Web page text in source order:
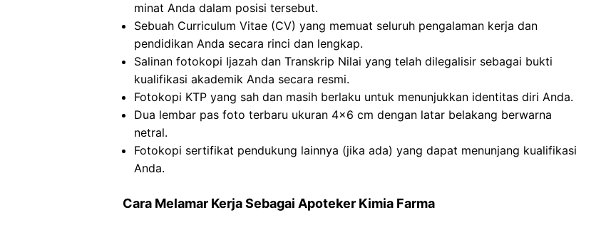
minat Anda dalam posisi tersebut.
Sebuah Curriculum Vitae (CV) yang memuat seluruh pengalaman kerja dan
pendidikan Anda secara rinci dan lengkap.
Salinan fotokopi Ijazah dan Transkrip Nilai yang telah dilegalisir sebagai bukti
kualifikasi akademik Anda secara resmi.
Fotokopi KTP yang sah dan masih berlaku untuk menunjukkan identitas diri Anda.
Dua lembar pas foto terbaru ukuran 4×6 cm dengan latar belakang berwarna
netral.
Fotokopi sertifikat pendukung lainnya (jika ada) yang dapat menunjang kualifikasi
Anda.
Cara Melamar Kerja Sebagai Apoteker Kimia Farma